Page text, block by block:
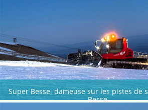
Super Besse, dameuse sur les pistes de
Besse